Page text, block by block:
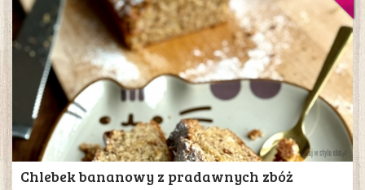
Chlebek bananowy z pradawnych zbóż